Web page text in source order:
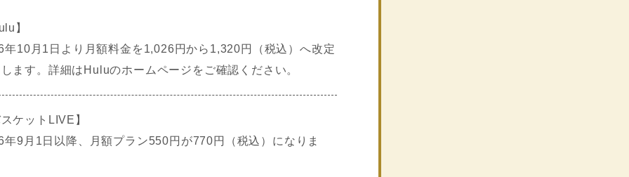
】
年10月1日より月額料金を1,026円から1,320円（税込）へ改定
ます。詳細はHuluのホームページをご確認ください。
ケットLIVE】
年9月1日以降、月額プラン550円が770円（税込）になりま